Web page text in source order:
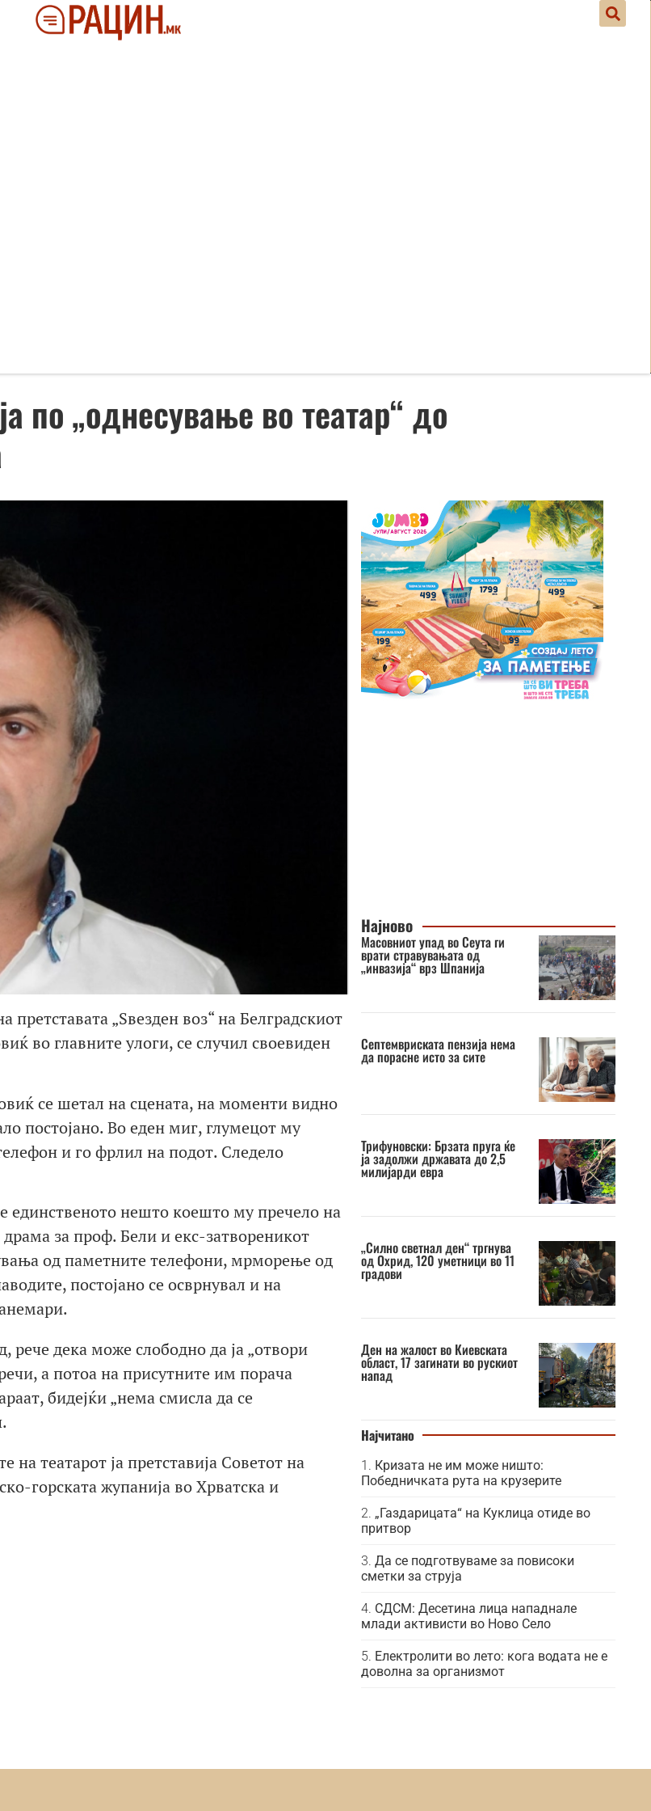
по „однесување во театар“ до
„Ѕвезден воз“ на Белградскиот
во главните улоги, се случил своевиден
се шетал на сцената, на моменти видно
постојано. Во еден миг, глумецот му
и го фрлил на подот. Следело
единственото нешто коешто му пречело на
за проф. Бели и екс-затвореникот
од паметните телефони, мрморење од
постојано се осврнувал и на
рече дека може слободно да ја „отвори
а потоа на присутните им порача
бидејќи „нема смисла да се
на театарот ја претставија Советот на
горската жупанија во Хрватска и
Најново
Масовниот упад во Сеута ги
врати стравувањата од
„инвазија“ врз Шпанија
Септемвриската пензија нема
да порасне исто за сите
Трифуновски: Брзата пруга ќе
ја задолжи државата до 2,5
милијарди евра
„Силно светнал ден“ тргнува
од Охрид, 120 уметници во 11
градови
Ден на жалост во Киевската
област, 17 загинати во рускиот
напад
Најчитано
Кризата не им може ништо:
Победничката рута на крузерите
„Газдарицата“ на Куклица отиде во
притвор
Да се подготвуваме за повисоки
сметки за струја
СДСМ: Десетина лица нападнале
млади активисти во Ново Село
Електролити во лето: кога водата не е
доволна за организмот